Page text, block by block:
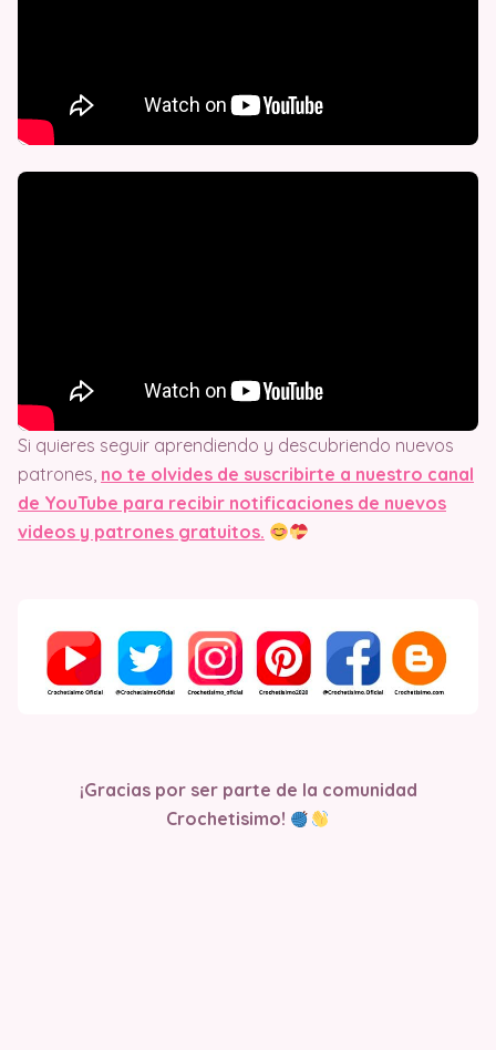
Si quieres seguir aprendiendo y descubriendo nuevos
patrones, no te olvides de suscribirte a nuestro canal
de YouTube para recibir notificaciones de nuevos
videos y patrones gratuitos.
¡Gracias por ser parte de la comunidad
Crochetisimo!